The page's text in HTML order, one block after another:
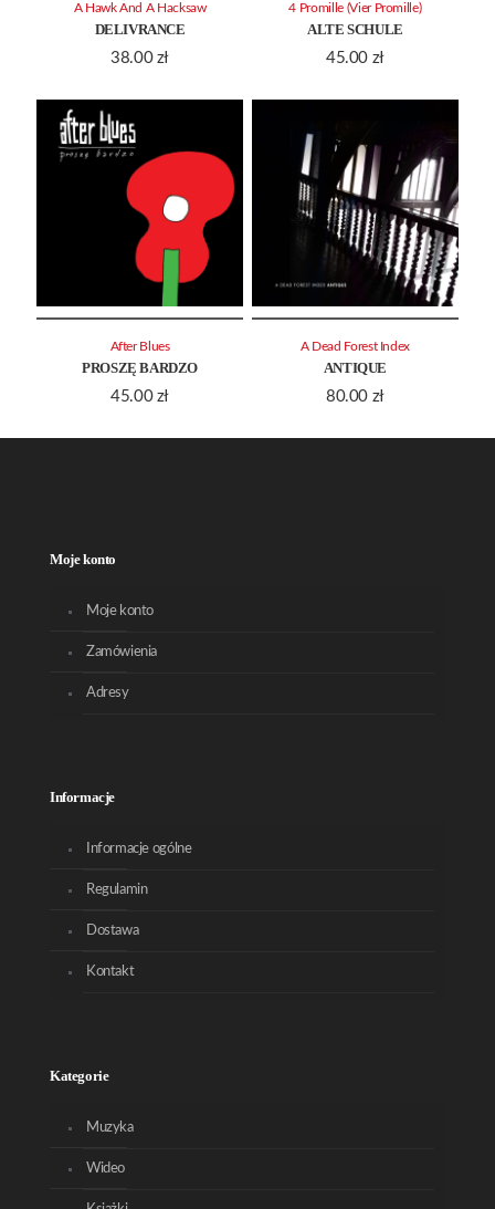
DELIVRANCE
38.00 zł
A Hawk And A Hacksaw
ALTE SCHULE
45.00 zł
4 Promille (Vier Promille)
PROSZĘ BARDZO
45.00 zł
After Blues
ANTIQUE
80.00 zł
A Dead Forest Index
Moje konto
Moje konto
Zamówienia
Adresy
Informacje
Informacje ogólne
Regulamin
Dostawa
Kontakt
Kategorie
Muzyka
Wideo